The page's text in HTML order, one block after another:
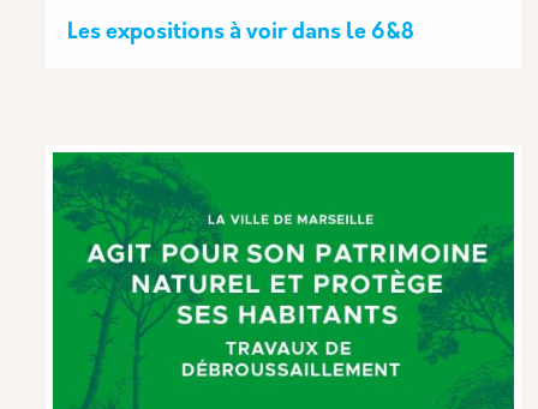
Les expositions à voir dans le 6&8